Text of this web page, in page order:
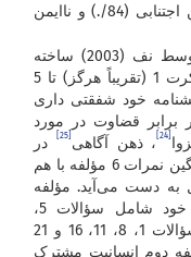
بزرگ‌سالان به ترتیب، ایمن (79/.)، ناایمن اجتنابی (84/.) و ناایمن
این پرسشنامه توسط نف (2003) ساخته
شد. شامل 26 گویه است و به‌صورت لیکرت 1 (تقریباً هرگز) تا 5
خود شفقتی داری
برابر قضاوت در مورد
، ذهن آگاهی [25]
در
، است. میانگین نمرات 6 مؤلفه با هم
دست می‌آید. مؤلفه
اول: مهربانی در برابر قضاوت درباره خود شامل سؤالات 5،
12،19،23 و 26 نشان مهربانی با خود و سؤالات 1، 8، 11، 16 و 21
دوم انسانیت مشترک